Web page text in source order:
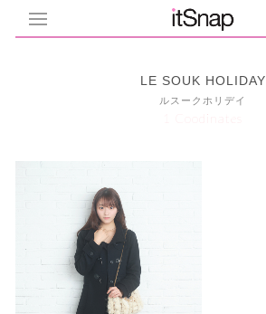
LE SOUK HOLIDAY
ルスークホリデイ
1 Coodinates